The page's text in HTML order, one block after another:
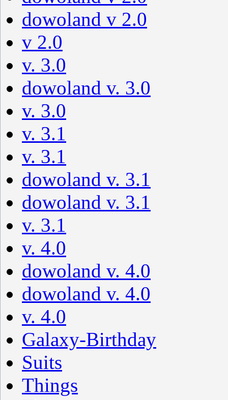
dowoland v 2.0
v 2.0
v. 3.0
dowoland v. 3.0
v. 3.0
v. 3.1
v. 3.1
dowoland v. 3.1
dowoland v. 3.1
v. 3.1
v. 4.0
dowoland v. 4.0
dowoland v. 4.0
v. 4.0
Galaxy-Birthday
Suits
Things